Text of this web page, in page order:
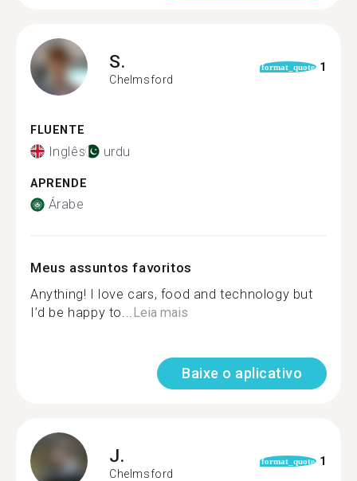
S.
Chelmsford
format_quote 1
FLUENTE
Inglês urdu
APRENDE
Árabe
Meus assuntos favoritos
Anything! I love cars, food and technology but
I’d be happy to...Leia mais
Baixe o aplicativo
J.
Chelmsford
format_quote 1